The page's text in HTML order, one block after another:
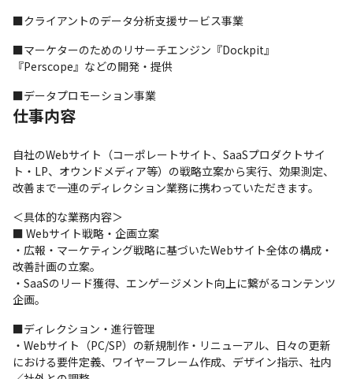
■クライアントのデータ分析支援サービス事業
■マーケターのためのリサーチエンジン『Dockpit』
『Perscope』などの開発・提供
■データプロモーション事業
仕事内容
自社のWebサイト（コーポレートサイト、SaaSプロダクトサイ
ト・LP、オウンドメディア等）の戦略立案から実行、効果測定、
改善まで一連のディレクション業務に携わっていただきます。
＜具体的な業務内容＞
■ Webサイト戦略・企画立案
・広報・マーケティング戦略に基づいたWebサイト全体の構成・
改善計画の立案。
・SaaSのリード獲得、エンゲージメント向上に繋がるコンテンツ
企画。
■ディレクション・進行管理
・Webサイト（PC/SP）の新規制作・リニューアル、日々の更新
における要件定義、ワイヤーフレーム作成、デザイン指示、社内